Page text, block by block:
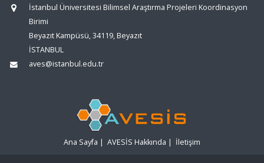
İstanbul Üniversitesi Bilimsel Araştırma Projeleri Koordinasyon
Birimi
Beyazıt Kampüsü, 34119, Beyazıt
İSTANBUL
aves@istanbul.edu.tr
Ana Sayfa | AVESİS Hakkında | İletişim